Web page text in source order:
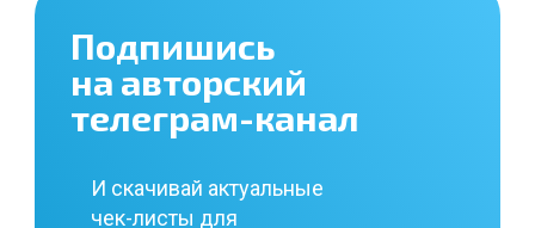
Подпишись
на авторский
телеграм-канал
И скачивай актуальные
чек-листы для